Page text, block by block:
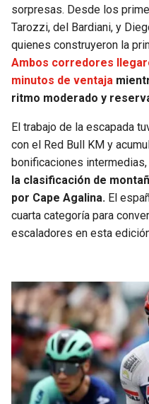
PACKERS
FALCONS
PANTHERS
SAINTS
TIMBERWOLVES
TRAIL BLAZERS
JAZZ
sorpresas. Desde los
Tarozzi, del Bardiani, y
quienes construyeron la
Ambos corredores
minutos de ventaja
ritmo moderado y
El trabajo de la escapada
con el Red Bull KM y
bonificaciones
la clasificación de
por Cape Agalina. El
cuarta categoría para
escaladores en esta